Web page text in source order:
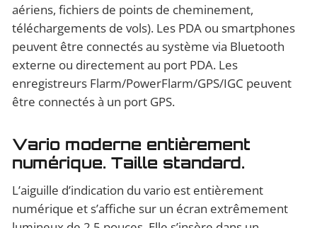
aériens, fichiers de points de cheminement,
téléchargements de vols). Les PDA ou smartphones
peuvent être connectés au système via Bluetooth
externe ou directement au port PDA. Les
enregistreurs Flarm/PowerFlarm/GPS/IGC peuvent
être connectés à un port GPS.
Vario moderne entièrement
numérique. Taille standard.
L’aiguille d’indication du vario est entièrement
numérique et s’affiche sur un écran extrêmement